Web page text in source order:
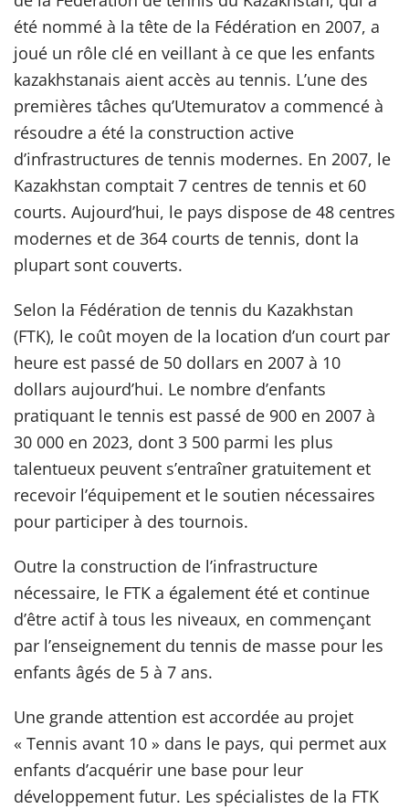
été nommé à la tête de la Fédération en 2007, a
joué un rôle clé en veillant à ce que les enfants
kazakhstanais aient accès au tennis. L’une des
premières tâches qu’Utemuratov a commencé à
résoudre a été la construction active
d’infrastructures de tennis modernes. En 2007, le
Kazakhstan comptait 7 centres de tennis et 60
courts. Aujourd’hui, le pays dispose de 48 centres
modernes et de 364 courts de tennis, dont la
plupart sont couverts.
Selon la Fédération de tennis du Kazakhstan
(FTK), le coût moyen de la location d’un court par
heure est passé de 50 dollars en 2007 à 10
dollars aujourd’hui. Le nombre d’enfants
pratiquant le tennis est passé de 900 en 2007 à
30 000 en 2023, dont 3 500 parmi les plus
talentueux peuvent s’entraîner gratuitement et
recevoir l’équipement et le soutien nécessaires
pour participer à des tournois.
Outre la construction de l’infrastructure
nécessaire, le FTK a également été et continue
d’être actif à tous les niveaux, en commençant
par l’enseignement du tennis de masse pour les
enfants âgés de 5 à 7 ans.
Une grande attention est accordée au projet
« Tennis avant 10 » dans le pays, qui permet aux
enfants d’acquérir une base pour leur
développement futur. Les spécialistes de la FTK